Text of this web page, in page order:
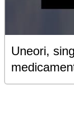
Uneori,